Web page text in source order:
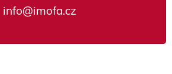
info@imofa.cz